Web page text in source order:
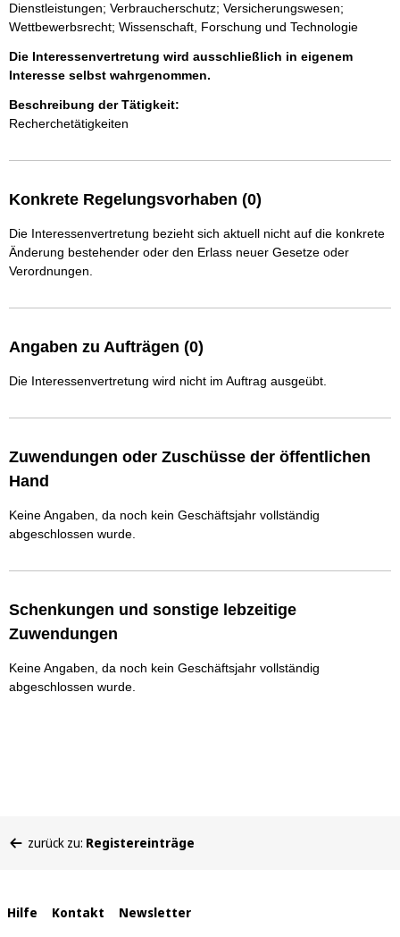
Dienstleistungen; Verbraucherschutz; Versicherungswesen;
Wettbewerbsrecht; Wissenschaft, Forschung und Technologie
Die Interessenvertretung wird ausschließlich in eigenem
Interesse selbst wahrgenommen.
Beschreibung der Tätigkeit:
Recherchetätigkeiten
Konkrete Regelungsvorhaben (0)
Die Interessenvertretung bezieht sich aktuell nicht auf die konkrete
Änderung bestehender oder den Erlass neuer Gesetze oder
Verordnungen.
Angaben zu Aufträgen (0)
Die Interessenvertretung wird nicht im Auftrag ausgeübt.
Zuwendungen oder Zuschüsse der öffentlichen
Hand
Keine Angaben, da noch kein Geschäftsjahr vollständig
abgeschlossen wurde.
Schenkungen und sonstige lebzeitige
Zuwendungen
Keine Angaben, da noch kein Geschäftsjahr vollständig
abgeschlossen wurde.
befinden
zurück zu: Registereinträge
Interne
Hilfe Kontakt Newsletter